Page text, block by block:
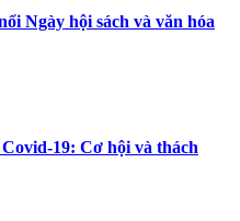
Ngày hội sách và văn hóa
19: Cơ hội và thách